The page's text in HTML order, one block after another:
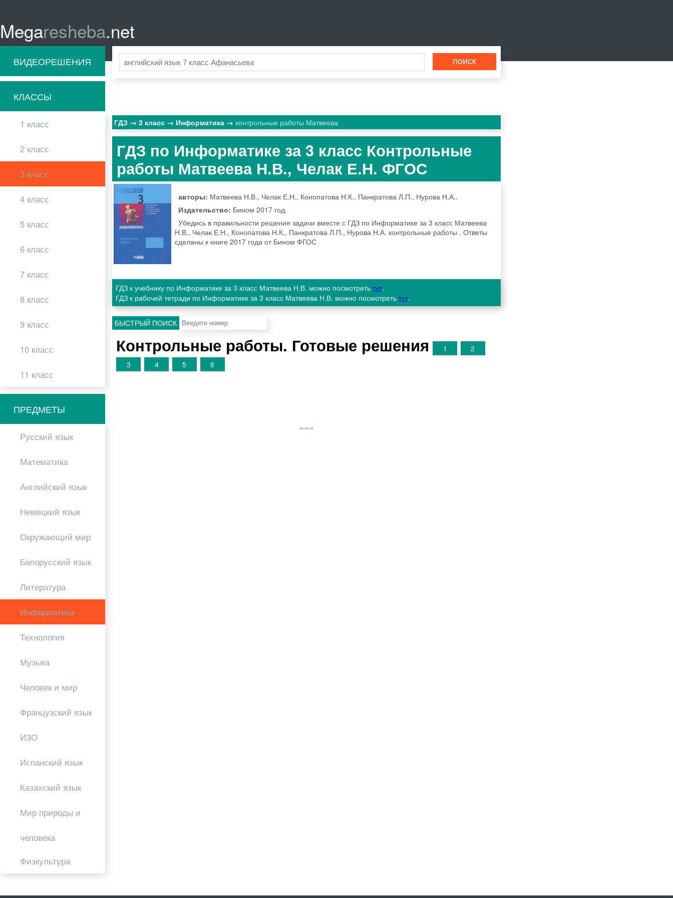
Megaresheba.net
ВИДЕОРЕШЕНИЯ
КЛАССЫ
1 класс
2 класс
3 класс
4 класс
5 класс
6 класс
7 класс
8 класс
9 класс
10 класс
11 класс
ПРЕДМЕТЫ
Русский язык
Математика
Английский язык
Немецкий язык
Окружающий мир
Белорусский язык
Литература
Информатика
Технология
Музыка
Человек и мир
Французский язык
ИЗО
Испанский язык
Казахский язык
Мир природы и
человека
Физкультура
ГДЗ 3 класс Информатика контрольные работы Матвеева
ГДЗ по Информатике за 3 класс Контрольные
работы Матвеева Н.В., Челак Е.Н. ФГОС
авторы: Матвеева Н.В., Челак Е.Н., Конопатова Н.К., Панкратова Л.П., Нурова Н.А..
Издательство: Бином 2017 год.
Убедись в правильности решения задачи вместе с ГДЗ по Информатике за 3 класс Матвеева
Н.В., Челак Е.Н., Конопатова Н.К., Панкратова Л.П., Нурова Н.А. контрольные работы . Ответы
сделаны к книге 2017 года от Бином ФГОС
ГДЗ к учебнику по Информатике за 3 класс Матвеева Н.В. можно посмотреть тут.
ГДЗ к рабочей тетради по Информатике за 3 класс Матвеева Н.В. можно посмотреть тут.
БЫСТРЫЙ ПОИСК
Контрольные работы. Готовые решения 1
2
3
4 5 6